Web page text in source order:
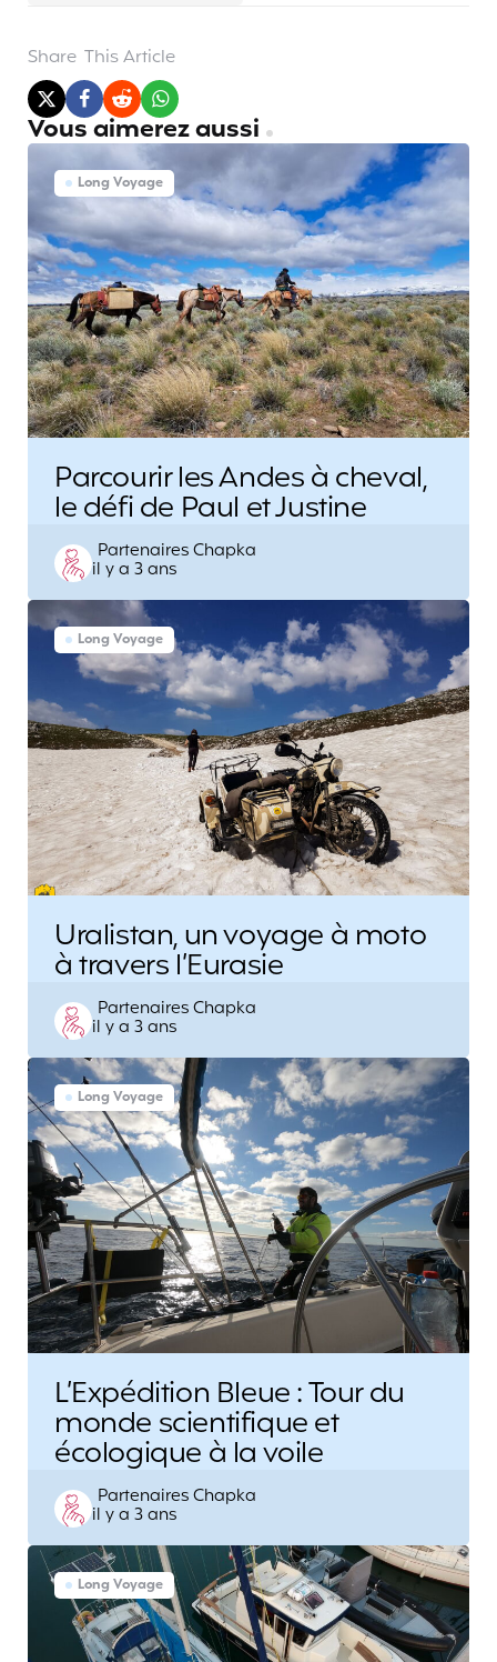
Share This Article
Vous aimerez aussi
Long Voyage
Parcourir les Andes à cheval,
le défi de Paul et Justine
Posted
by
Partenaires Chapka
il y a 3 ans
Long Voyage
Uralistan, un voyage à moto
à travers l’Eurasie
Posted
by
Partenaires Chapka
il y a 3 ans
Long Voyage
L’Expédition Bleue : Tour du
monde scientifique et
écologique à la voile
Posted
by
Partenaires Chapka
il y a 3 ans
Long Voyage